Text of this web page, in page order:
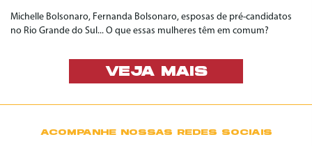
Michelle Bolsonaro, Fernanda Bolsonaro, esposas de pré-candidatos
no Rio Grande do Sul... O que essas mulheres têm em comum?
VEJA MAIS
ACOMPANHE NOSSAS REDES SOCIAIS